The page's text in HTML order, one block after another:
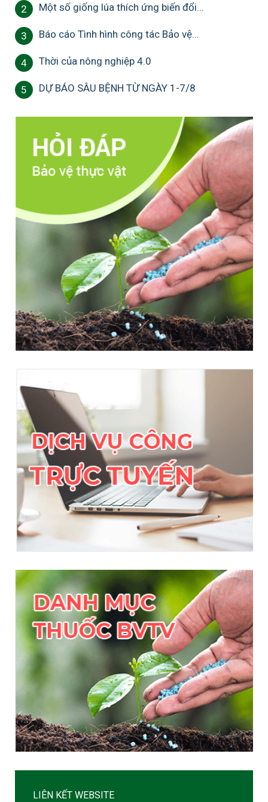
2 Một số giống lúa thích ứng biến đổi...
3 Báo cáo Tình hình công tác Bảo vệ...
4 Thời của nông nghiệp 4.0
5 DỰ BÁO SÂU BỆNH TỪ NGÀY 1-7/8
LIÊN KẾT WEBSITE